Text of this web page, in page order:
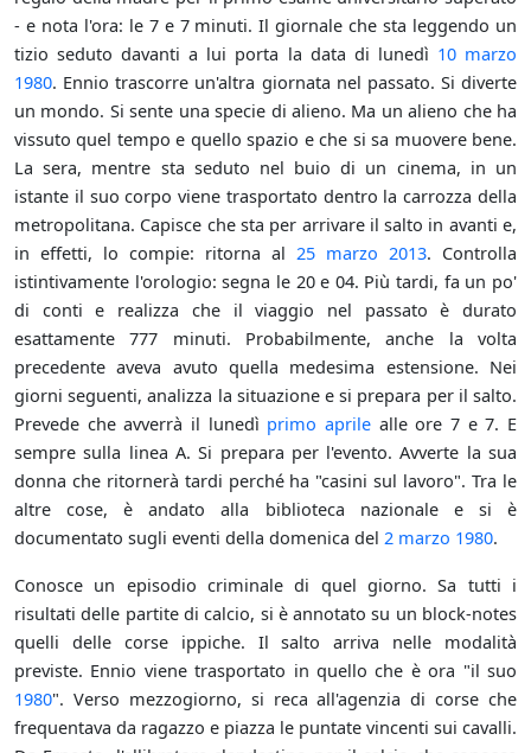
- e nota l'ora: le 7 e 7 minuti. Il giornale che sta leggendo un
tizio seduto davanti a lui porta la data di lunedì 10 marzo
1980. Ennio trascorre un'altra giornata nel passato. Si diverte
un mondo. Si sente una specie di alieno. Ma un alieno che ha
vissuto quel tempo e quello spazio e che si sa muovere bene.
La sera, mentre sta seduto nel buio di un cinema, in un
istante il suo corpo viene trasportato dentro la carrozza della
metropolitana. Capisce che sta per arrivare il salto in avanti e,
in effetti, lo compie: ritorna al 25 marzo 2013. Controlla
istintivamente l'orologio: segna le 20 e 04. Più tardi, fa un po'
di conti e realizza che il viaggio nel passato è durato
esattamente 777 minuti. Probabilmente, anche la volta
precedente aveva avuto quella medesima estensione. Nei
giorni seguenti, analizza la situazione e si prepara per il salto.
Prevede che avverrà il lunedì primo aprile alle ore 7 e 7. E
sempre sulla linea A. Si prepara per l'evento. Avverte la sua
donna che ritornerà tardi perché ha "casini sul lavoro". Tra le
altre cose, è andato alla biblioteca nazionale e si è
documentato sugli eventi della domenica del 2 marzo 1980.
Conosce un episodio criminale di quel giorno. Sa tutti i
risultati delle partite di calcio, si è annotato su un block-notes
quelli delle corse ippiche. Il salto arriva nelle modalità
previste. Ennio viene trasportato in quello che è ora "il suo
1980". Verso mezzogiorno, si reca all'agenzia di corse che
frequentava da ragazzo e piazza le puntate vincenti sui cavalli.